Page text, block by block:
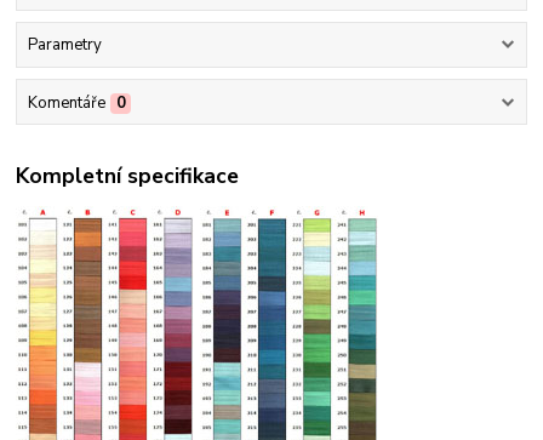
Parametry
Komentáře 0
Kompletní specifikace